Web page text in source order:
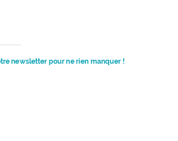
newsletter pour ne rien manquer !